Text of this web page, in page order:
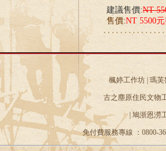
建議售價:NT
售價:NT 5500
楓婷工作坊 | 瑪芙
古之塵原住民文物
| 鳩浙恩澇
免付費服務專線 ：0800-